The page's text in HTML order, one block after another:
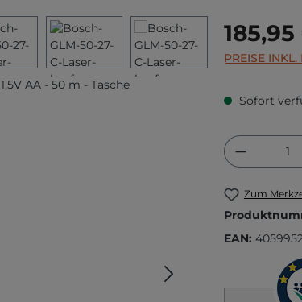
Regulärer
PREISE
Sofort
Zum
EAN: